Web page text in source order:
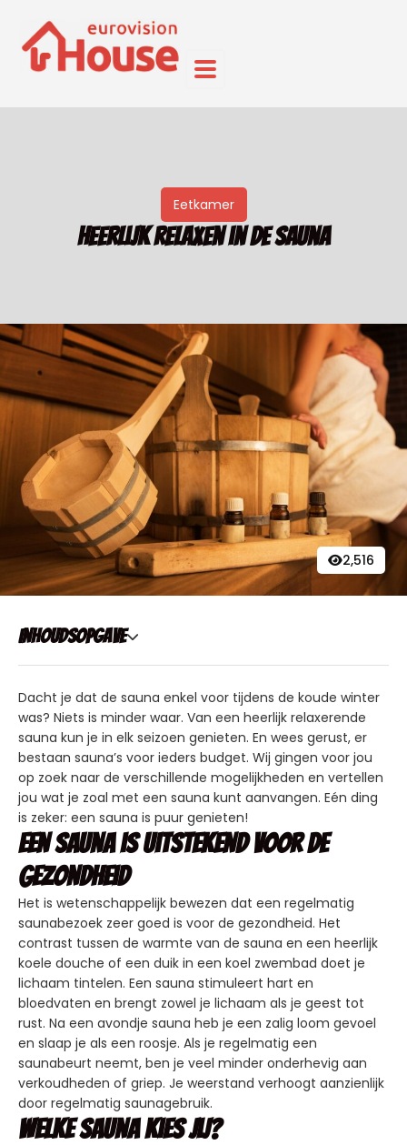
2,516
Eetkamer
Heerlijk relaxen in de sauna
Inhoudsopgave
Dacht je dat de sauna enkel voor tijdens de koude winter
was? Niets is minder waar. Van een heerlijk relaxerende
sauna kun je in elk seizoen genieten. En wees gerust, er
bestaan sauna’s voor ieders budget. Wij gingen voor jou
op zoek naar de verschillende mogelijkheden en vertellen
jou wat je zoal met een sauna kunt aanvangen. Eén ding
is zeker: een sauna is puur genieten!
Een sauna is uitstekend voor de
gezondheid
Het is wetenschappelijk bewezen dat een regelmatig
saunabezoek zeer goed is voor de gezondheid. Het
contrast tussen de warmte van de sauna en een heerlijk
koele douche of een duik in een koel zwembad doet je
lichaam tintelen. Een sauna stimuleert hart en
bloedvaten en brengt zowel je lichaam als je geest tot
rust. Na een avondje sauna heb je een zalig loom gevoel
en slaap je als een roosje. Als je regelmatig een
saunabeurt neemt, ben je veel minder onderhevig aan
verkoudheden of griep. Je weerstand verhoogt aanzienlijk
door regelmatig saunagebruik.
Welke sauna kies jij?